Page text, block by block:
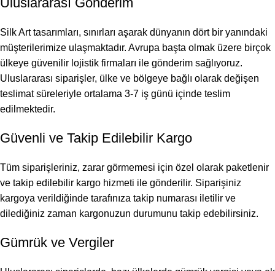
Silk Art tasarımları, sınırları aşarak dünyanın dört bir yanındaki
müşterilerimize ulaşmaktadır. Avrupa başta olmak üzere birçok
ülkeye güvenilir lojistik firmaları ile gönderim sağlıyoruz.
Uluslararası siparişler, ülke ve bölgeye bağlı olarak değişen
teslimat süreleriyle ortalama 3-7 iş günü içinde teslim
edilmektedir.
Güvenli ve Takip Edilebilir Kargo
Tüm siparişleriniz, zarar görmemesi için özel olarak paketlenir
ve takip edilebilir kargo hizmeti ile gönderilir. Siparişiniz
kargoya verildiğinde tarafınıza takip numarası iletilir ve
dilediğiniz zaman kargonuzun durumunu takip edebilirsiniz.
Gümrük ve Vergiler